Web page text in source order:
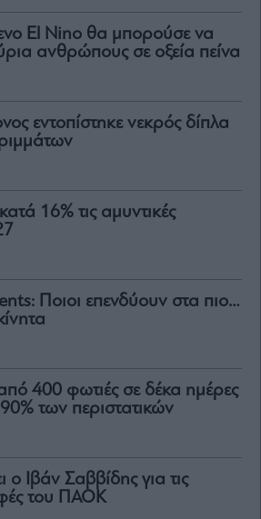
El Nino θα μπορούσε να
ανθρώπους σε οξεία πείνα
εντοπίστηκε νεκρός δίπλα
16% τις αμυντικές
Ποιοι επενδύουν στα πιο…
400 φωτιές σε δέκα ημέρες
των περιστατικών
ο Ιβάν Σαββίδης για τις
του ΠΑΟΚ